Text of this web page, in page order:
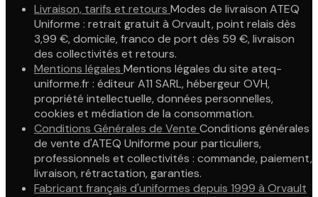
Livraison, tarifs et retours Modes de livraison ATEQ
Uniforme : retrait gratuit à Orvault, point relais dès
3,99 €, domicile, franco de port dès 59 €, livraison
des collectivités et retours.
Mentions légales Mentions légales du site ateq-
uniforme.fr : éditeur A11 SARL, hébergeur OVH,
propriété intellectuelle, données personnelles,
cookies et médiation de la consommation.
Conditions Générales de Vente Conditions générales
de vente d'ATEQ Uniforme pour particuliers,
professionnels et collectivités : commande, paiement,
livraison, rétractation, garanties.
Fabricant français d'uniformes depuis 1999 à Orvault